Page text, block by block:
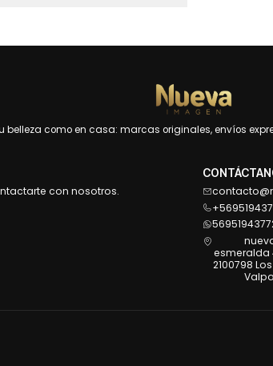
como en casa: marcas originales, envíos
con nosotros.
esmeralda
2100798